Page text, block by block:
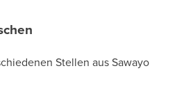
Stellen aus Sawayo